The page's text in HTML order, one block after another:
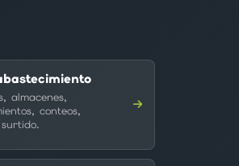
almacenes,
conteos,